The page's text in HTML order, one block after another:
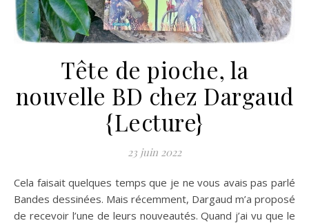
Tête de pioche, la
nouvelle BD chez Dargaud
{Lecture}
23 juin 2022
Cela faisait quelques temps que je ne vous avais pas parlé
Bandes dessinées. Mais récemment, Dargaud m’a proposé
de recevoir l’une de leurs nouveautés. Quand j’ai vu que le